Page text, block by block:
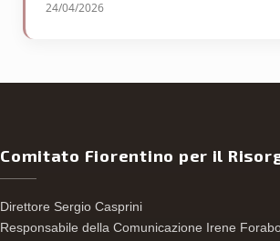
24/04/2026
Comitato Fiorentino per il
Direttore Sergio Casprini
Responsabile della Comunicazione Irene